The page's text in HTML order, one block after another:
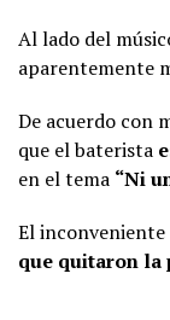
Al lado del
aparentemente
De acuerdo con
que el baterista
en el tema “Ni
El
que quitaron la